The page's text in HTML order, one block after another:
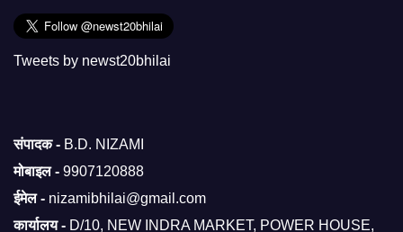
Tweets by newst20bhilai
संपादक - B.D. NIZAMI
मोबाइल - 9907120888
ईमेल - nizamibhilai@gmail.com
कार्यालय - D/10, NEW INDRA MARKET, POWER HOUSE,